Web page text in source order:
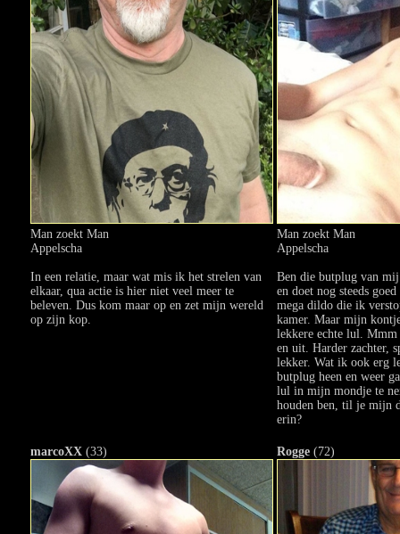
Man zoekt Man
Appelscha
In een relatie, maar wat mis ik het strelen van
elkaar, qua actie is hier niet veel meer te
beleven. Dus kom maar op en zet mijn wereld
op zijn kop.
Man zoekt Man
Appelscha
Ben die butplug van
en doet nog steeds
mega dildo die ik
kamer. Maar mijn
lekkere echte lul.
en uit. Harder zachter,
lekker. Wat ik ook erg
butplug heen en weer
lul in mijn mondje te
houden ben, til je mijn
erin?
marcoXX (33) Rogge (72)